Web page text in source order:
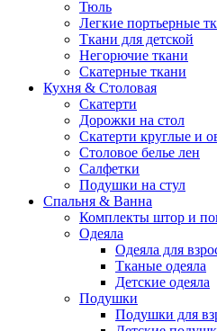
Тюль
Легкие портьерные
Ткани для детской
Негорючие ткани
Скатерные ткани
Кухня & Столовая
Скатерти
Дорожки на стол
Скатерти круглые и
Столовое белье лен
Салфетки
Подушки на стул
Спальня & Ванна
Комплекты штор и
Одеяла
Одеяла для
Тканые одеяла
Детские одеяла
Подушки
Подушки для